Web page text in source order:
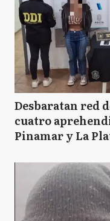
Desbaratan red
cuatro
Pinamar y La